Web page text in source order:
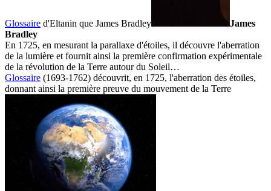
Glossaire d'Eltanin que James Bradley
James
Bradley
En 1725, en mesurant la parallaxe d'étoiles, il découvre l'aberration
de la lumière et fournit ainsi la première confirmation expérimentale
de la révolution de la Terre autour du Soleil…
Glossaire (1693-1762) découvrit, en 1725, l'aberration des étoiles,
donnant ainsi la première preuve du mouvement de la Terre